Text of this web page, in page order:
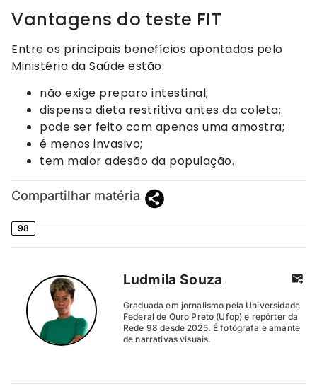
Vantagens do teste FIT
Entre os principais benefícios apontados pelo
Ministério da Saúde estão:
não exige preparo intestinal;
dispensa dieta restritiva antes da coleta;
pode ser feito com apenas uma amostra;
é menos invasivo;
tem maior adesão da população.
Compartilhar matéria
98
Ludmila Souza
Graduada em jornalismo pela Universidade
Federal de Ouro Preto (Ufop) e repórter da
Rede 98 desde 2025. É fotógrafa e amante
de narrativas visuais.